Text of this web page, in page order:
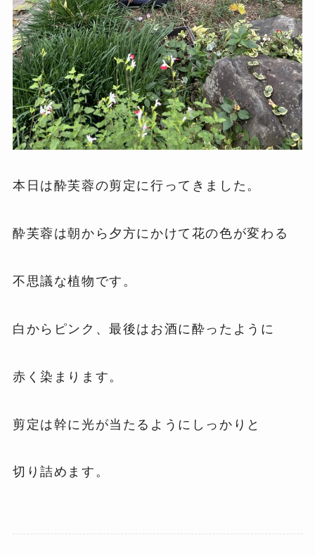
本日は酔芙蓉の剪定に行ってきました。
酔芙蓉は朝から夕方にかけて花の色が変わる
不思議な植物です。
白からピンク、最後はお酒に酔ったように
赤く染まります。
剪定は幹に光が当たるようにしっかりと
切り詰めます。